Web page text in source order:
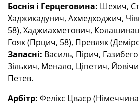
Боснія і Герцеговина: Шехич,
Хаджикадунич, Ахмедходжич,
58), Хаджиахметович,
Гояк (Прцич, 58), Превляк
Запасні: Василь, Пірич,
Зількич, Менало, Ціпетич,
Петев.
Арбітр: Фелікс Цваєр